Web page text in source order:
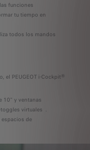
funciones
tu tiempo en
todos los mandos
y ayudas a la conducción
el PEUGEOT i-Cockpit®
de serie
10" y ventanas
virtuales .
de